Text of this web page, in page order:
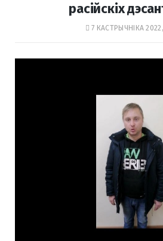
расійскіх
7 КАСТРЫЧНІКА